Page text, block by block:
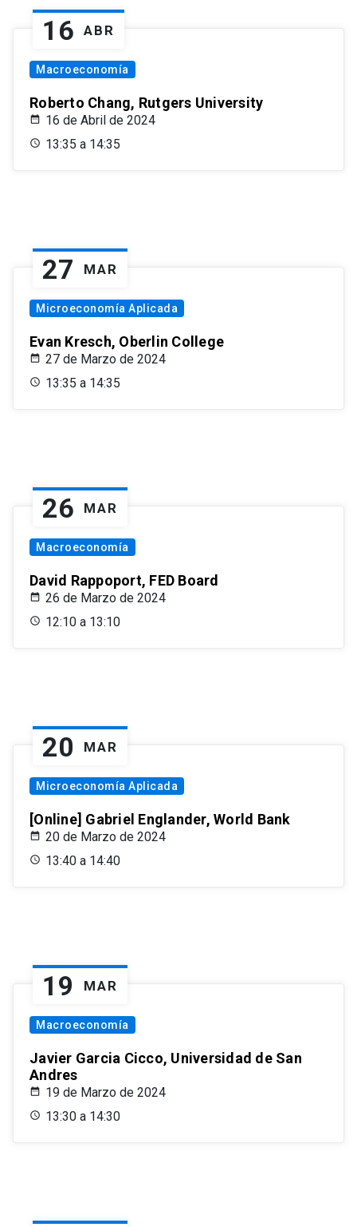
16 ABR
Macroeconomía
Roberto Chang, Rutgers University
16 de Abril de 2024
13:35 a 14:35
27 MAR
Microeconomía Aplicada
Evan Kresch, Oberlin College
27 de Marzo de 2024
13:35 a 14:35
26 MAR
Macroeconomía
David Rappoport, FED Board
26 de Marzo de 2024
12:10 a 13:10
20 MAR
Microeconomía Aplicada
[Online] Gabriel Englander, World Bank
20 de Marzo de 2024
13:40 a 14:40
19 MAR
Macroeconomía
Javier Garcia Cicco, Universidad de San
Andres
19 de Marzo de 2024
13:30 a 14:30